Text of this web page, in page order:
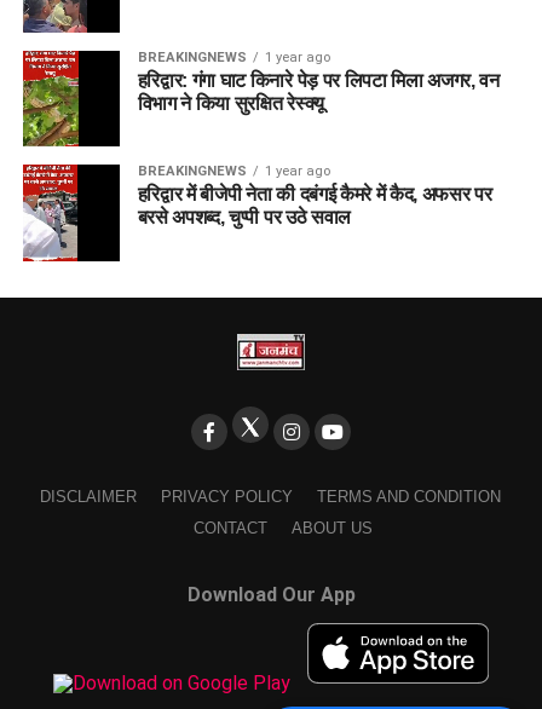
BREAKINGNEWS 1 year ago
हरिद्वार: गंगा घाट किनारे पेड़ पर लिपटा मिला अजगर, वन
विभाग ने किया सुरक्षित रेस्क्यू
BREAKINGNEWS 1 year ago
हरिद्वार में बीजेपी नेता की दबंगई कैमरे में कैद, अफसर पर
बरसे अपशब्द, चुप्पी पर उठे सवाल
DISCLAIMER PRIVACY POLICY
TERMS AND CONDITION
CONTACT
ABOUT US
Download Our App